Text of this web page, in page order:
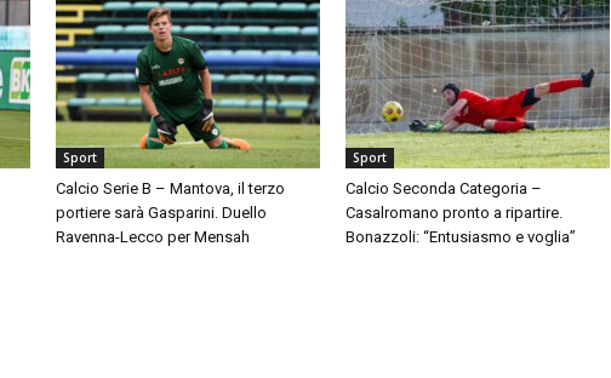
Sport
Calcio Serie B – Mantova, il terzo
portiere sarà Gasparini. Duello
Ravenna-Lecco per Mensah
Sport
Calcio Seconda Categoria –
Casalromano pronto a ripartire.
Bonazzoli: “Entusiasmo e voglia”